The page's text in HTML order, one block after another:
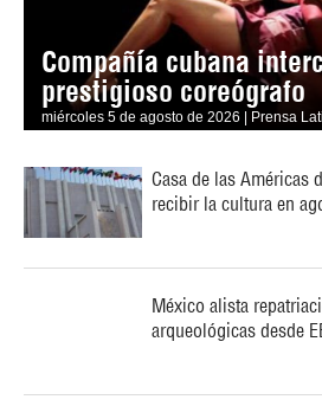
Compañía cubana
prestigioso coreógrafo
miércoles 5 de agosto de 2026 | Prensa
Casa de las Américas
recibir la cultura en
México alista
arqueológicas desde